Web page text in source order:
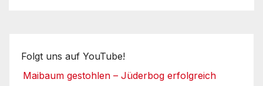
Folgt uns auf YouTube!
Maibaum gestohlen – Jüderbog erfolgreich